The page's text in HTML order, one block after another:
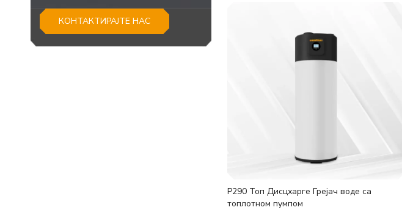
КОНТАКТИРАЈТЕ НАС
Р290 Топ Дисцхарге Грејач воде са
топлотном пумпом